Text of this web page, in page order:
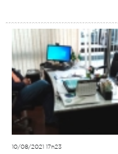
10/08/2021 17h23